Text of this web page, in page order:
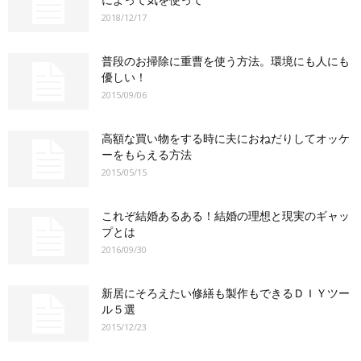
2018/12/17
普段のお掃除に重曹を使う方法。環境にも人にも
優しい！
2015/09/06
高額な買い物をする時に夫におねだりしてオッケ
ーをもらえる方法
2015/05/15
これぞ結婚あるある！結婚の理想と現実のギャッ
プとは
2016/09/30
新居にそろえたい修繕も製作もできるＤＩＹツー
ル５選
2015/12/23